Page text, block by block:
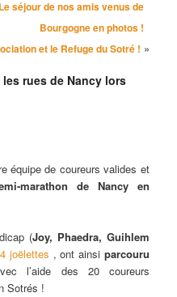
séjour de nos amis venus de
Bourgogne en photos !
et le Refuge du Sotré ! »
rues de Nancy lors
équipe de coureurs valides et
marathon de Nancy en
(Joy, Phaedra, Guihlem
joëlettes , ont ainsi parcouru
l’aide des 20 coureurs
Sotrés !